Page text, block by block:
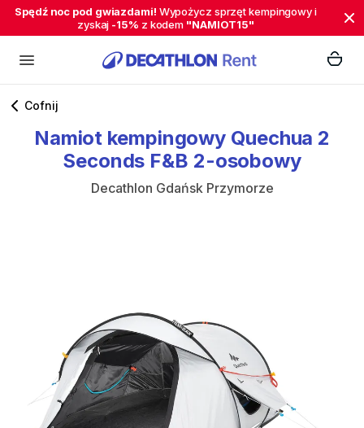
Spędź noc pod gwiazdami! Wypożycz sprzęt kempingowy i
zyskaj -15% z kodem "NAMIOT15"
Cofnij
Namiot kempingowy Quechua 2
Seconds F&B 2-osobowy
Decathlon Gdańsk Przymorze